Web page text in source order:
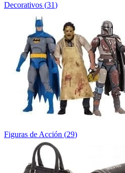
Decorativos (31)
Figuras de Acción (29)